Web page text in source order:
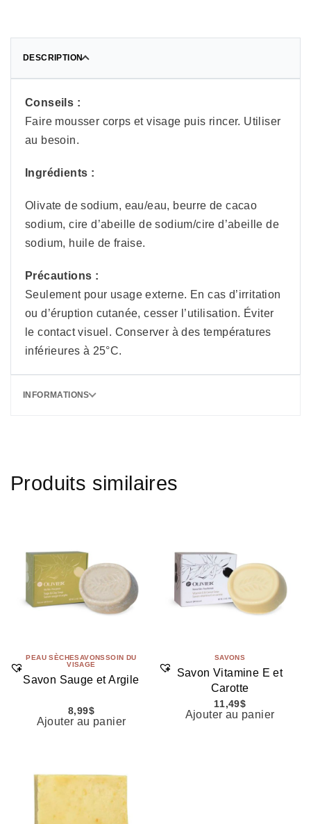
DESCRIPTION
Conseils :
Faire mousser corps et visage puis rincer. Utiliser
au besoin.
Ingrédients :
Olivate de sodium, eau/eau, beurre de cacao
sodium, cire d’abeille de sodium/cire d’abeille de
sodium, huile de fraise.
Précautions :
Seulement pour usage externe. En cas d’irritation
ou d’éruption cutanée, cesser l’utilisation. Éviter
le contact visuel. Conserver à des températures
inférieures à 25°C.
INFORMATIONS
Produits similaires
PEAU SÈCHESAVONSSOIN DU
VISAGE
Savon Sauge et Argile
8,99$
Ajouter au panier
SAVONS
Savon Vitamine E et
Carotte
11,49$
Ajouter au panier